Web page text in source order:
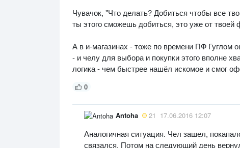
Чувачок, "Что делать? Добиться чтобы все
ты этого сможешь добиться, это уже от твоей
А в и-магазинах - тоже по времени ПФ Гуглом
- и челу для выбора и покупки этого вполне
логика - чем быстрее нашёл искомое и смог
0
Antoha 21 17.06.2016 12:07
Аналогичная ситуация. Чел зашел,
связался. Потом на следующий день